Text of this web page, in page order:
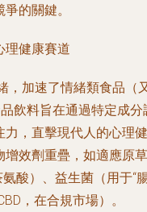
的關鍵。
理健康賽道
，加速了情緒類食品（
飲料旨在通過特定成分
，直擊現代人的心理健
效劑重疊，如適應原草
酸）、益生菌（用于“
，在合規市場）。